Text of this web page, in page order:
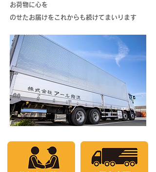
お荷物に心を
のせたお届けをこれからも続けてまいります